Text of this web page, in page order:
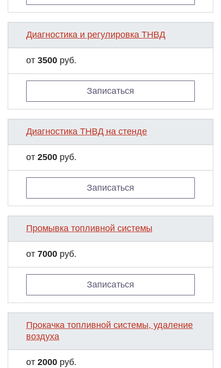
Диагностика и регулировка ТНВД
от 3500 руб.
Записаться
Диагностика ТНВД на стенде
от 2500 руб.
Записаться
Промывка топливной системы
от 7000 руб.
Записаться
Прокачка топливной системы, удаление
воздуха
от 2000 руб.